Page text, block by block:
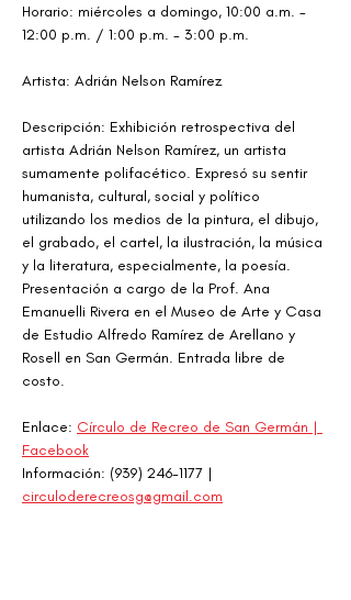
Horario: miércoles a domingo, 10:00 a.m. -
12:00 p.m. / 1:00 p.m. - 3:00 p.m.
Artista: Adrián Nelson Ramírez
Descripción: Exhibición retrospectiva del
artista Adrián Nelson Ramírez, un artista
sumamente polifacético. Expresó su sentir
humanista, cultural, social y político
utilizando los medios de la pintura, el dibujo,
el grabado, el cartel, la ilustración, la música
y la literatura, especialmente, la poesía.
Presentación a cargo de la Prof. Ana
Emanuelli Rivera en el Museo de Arte y Casa
de Estudio Alfredo Ramírez de Arellano y
Rosell en San Germán. Entrada libre de
costo.
Enlace: Círculo de Recreo de San Germán |
Facebook
Información: (939) 246-1177 |
circuloderecreosg@gmail.com